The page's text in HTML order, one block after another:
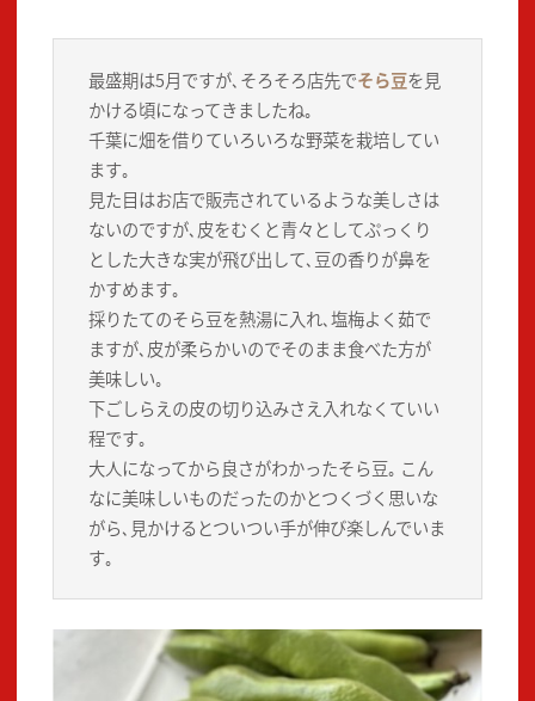
最盛期は5月ですが､そろそろ店先でそら豆を見
かける頃になってきましたね｡
千葉に畑を借りていろいろな野菜を栽培してい
ます｡
見た目はお店で販売されているような美しさは
ないのですが､皮をむくと青々としてぷっくり
とした大きな実が飛び出して､豆の香りが鼻を
かすめます｡
採りたてのそら豆を熱湯に入れ､塩梅よく茹で
ますが､皮が柔らかいのでそのまま食べた方が
美味しい｡
下ごしらえの皮の切り込みさえ入れなくていい
程です｡
大人になってから良さがわかったそら豆｡ こん
なに美味しいものだったのかとつくづく思いな
がら､見かけるとついつい手が伸び楽しんでいま
す｡